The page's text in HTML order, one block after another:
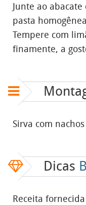
Junte ao
pasta homogênea
Tempere com
finamente, a
Sirva com
Dicas
Receita